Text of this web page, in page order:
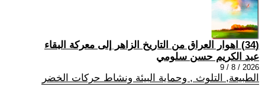
(34) اهوار العراق من التاريخ الزاهر إلى معركة البقاء
عبد الكريم حسن سلومي
2026 / 8 / 9
الطبيعة, التلوث , وحماية البيئة ونشاط حركات الخضر